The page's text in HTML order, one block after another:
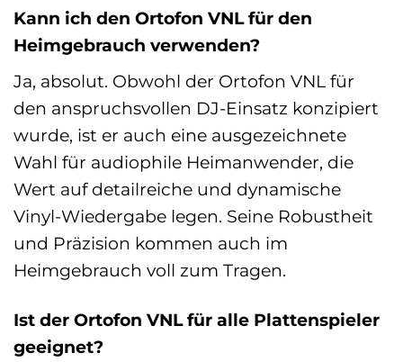
Kann ich den Ortofon VNL für den
Heimgebrauch verwenden?
Ja, absolut. Obwohl der Ortofon VNL für
den anspruchsvollen DJ-Einsatz konzipiert
wurde, ist er auch eine ausgezeichnete
Wahl für audiophile Heimanwender, die
Wert auf detailreiche und dynamische
Vinyl-Wiedergabe legen. Seine Robustheit
und Präzision kommen auch im
Heimgebrauch voll zum Tragen.
Ist der Ortofon VNL für alle Plattenspieler
geeignet?